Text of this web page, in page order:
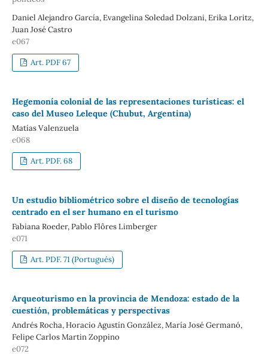
Daniel Alejandro García, Evangelina Soledad Dolzani, Erika Loritz,
Juan José Castro
e067
Art. PDF 67
Hegemonía colonial de las representaciones turísticas: el
caso del Museo Leleque (Chubut, Argentina)
Matías Valenzuela
e068
Art. PDF. 68
Un estudio bibliométrico sobre el diseño de tecnologías
centrado en el ser humano en el turismo
Fabiana Roeder, Pablo Flôres Limberger
e071
Art. PDF. 71 (Portugués)
Arqueoturismo en la provincia de Mendoza: estado de la
cuestión, problemáticas y perspectivas
Andrés Rocha, Horacio Agustín González, María José Germanó,
Felipe Carlos Martin Zoppino
e072